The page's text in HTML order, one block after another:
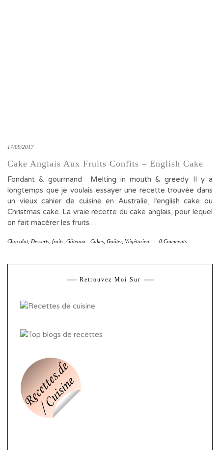
17/09/2017
Cake Anglais Aux Fruits Confits – English Cake
Fondant & gourmand Melting in mouth & greedy Il y a
longtemps que je voulais essayer une recette trouvée dans
un vieux cahier de cuisine en Australie, l’english cake ou
Christmas cake. La vraie recette du cake anglais, pour lequel
on fait macérer les fruits…
Chocolat, Desserts fruits Gâteaux - Cakes Goûter, Végétarien - 0 Comments
Retrouvez Moi Sur